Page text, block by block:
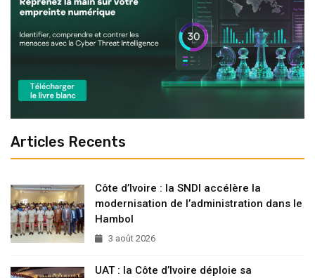
Articles Recents
Côte d’Ivoire : la SNDI accélère la
modernisation de l’administration dans le
Hambol
3 août 2026
UAT : la Côte d’Ivoire déploie sa